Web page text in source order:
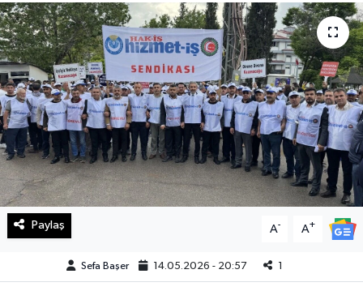
Paylaş A- A+
Sefa Başer 14.05.2026 - 20:57 1
Magazin
Manşet Altı
Manşetler
Resmi İlan
Sağlık
Spor